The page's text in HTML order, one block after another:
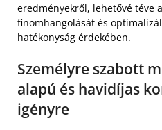
eredményekről, lehetővé téve
finomhangolását és
hatékonyság érdekében.
Személyre szabott
alapú és havidíjas
igényre